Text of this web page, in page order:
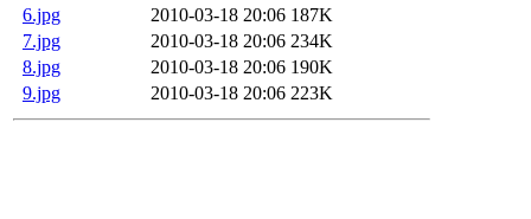
6.jpg
2010-03-18 20:06 187K
7.jpg
2010-03-18 20:06 234K
8.jpg
2010-03-18 20:06 190K
9.jpg
2010-03-18 20:06 223K